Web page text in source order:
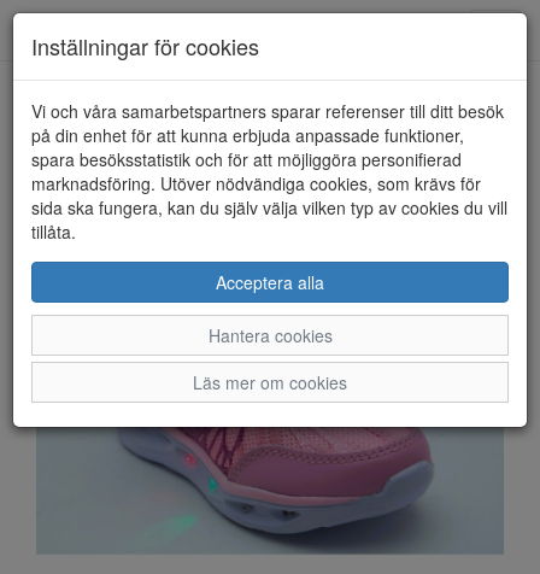
HEM LEAF
Inställningar för cookies
Vi och våra samarbetspartners sparar referenser till ditt besök
på din enhet för att kunna erbjuda anpassade funktioner,
spara besöksstatistik och för att möjliggöra personifierad
marknadsföring. Utöver nödvändiga cookies, som krävs för
sida ska fungera, kan du själv välja vilken typ av cookies du vill
tillåta.
Acceptera alla
Hantera cookies
Läs mer om cookies